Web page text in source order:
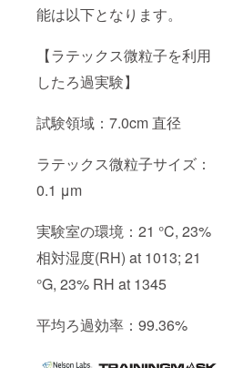
能は以下となります。
【ラテックス微粒子を利用
したろ過実験】
試験領域：7.0cm 直径
ラテックス微粒子サイズ：
0.1 μm
実験室の環境：21 °C, 23%
相対湿度(RH) at 1013; 21
°G, 23% RH at 1345
平均ろ過効率：99.36%